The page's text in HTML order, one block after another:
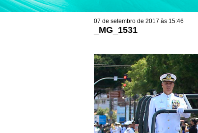
07 de setembro de 2017 às 15:46
_MG_1531